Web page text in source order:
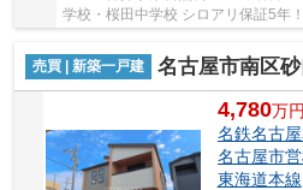
学校・桜田中学校 シロアリ保証5年
売買 | 新築一戸建 名古屋市南区砂口町1【
4,780万円
名鉄名古
名古屋市
東海道本線